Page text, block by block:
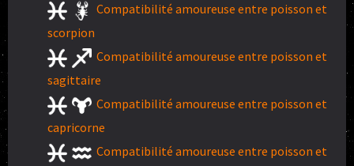
Compatibilité amoureuse entre poisson et
scorpion
Compatibilité amoureuse entre poisson et
sagittaire
Compatibilité amoureuse entre poisson et
capricorne
Compatibilité amoureuse entre poisson et